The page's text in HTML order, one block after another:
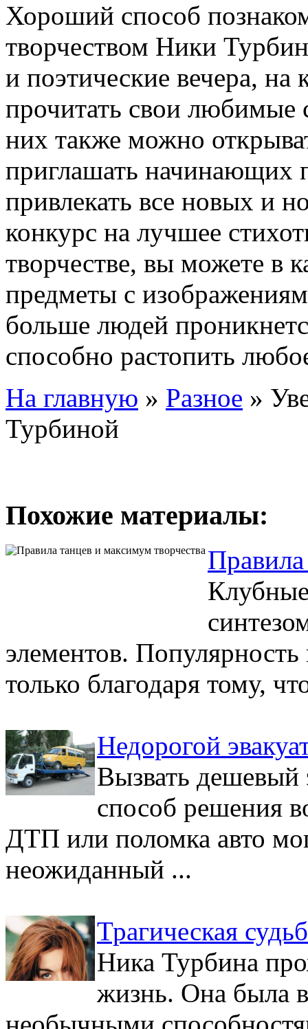
Хороший способ
творчеством Ники
и поэтические вечера,
прочитать свои любимые
них также можно
приглашать начинающих
привлекать все новых и
конкурс на лучшее
творчестве, вы можете в
предметы с
больше людей
способно растопить
На главную » Разное »
Турбиной
Похожие материалы:
элементов.
только благодаря тому,
Недорогой
Вызвать дешевый
способ решения
ДТП или поломка авто
неожиданный ...
Трагическая
Ника Турбина
жизнь. Она была